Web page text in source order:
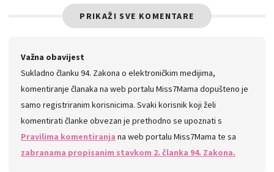
PRIKAŽI SVE KOMENTARE
Važna obavijest
Sukladno članku 94. Zakona o elektroničkim medijima,
komentiranje članaka na web portalu Miss7Mama dopušteno je
samo registriranim korisnicima. Svaki korisnik koji želi
komentirati članke obvezan je prethodno se upoznati s
Pravilima komentiranja na web portalu Miss7Mama te sa
zabranama propisanim stavkom 2. članka 94. Zakona.